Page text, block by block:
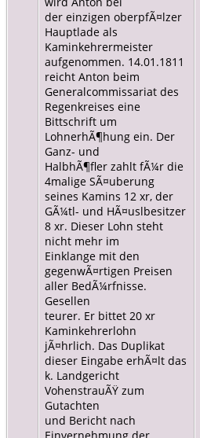
der einzigen oberpfÃ¤lzer
Hauptlade als
Kaminkehrermeister
aufgenommen. 14.01.1811
reicht Anton beim
Generalcommissariat des
Regenkreises eine
Bittschrift um
LohnerhÃ¶hung ein. Der
Ganz- und
HalbhÃ¶fler zahlt fÃ¼r die
4malige SÃ¤uberung
seines Kamins 12 xr, der
GÃ¼tl- und HÃ¤uslbesitzer
8 xr. Dieser Lohn steht
nicht mehr im
Einklange mit den
gegenwÃ¤rtigen Preisen
aller BedÃ¼rfnisse.
Gesellen
teurer. Er bittet 20 xr
Kaminkehrerlohn
jÃ¤hrlich. Das Duplikat
dieser Eingabe erhÃ¤lt das
k. Landgericht
VohenstrauÃŸ zum
Gutachten
und Bericht nach